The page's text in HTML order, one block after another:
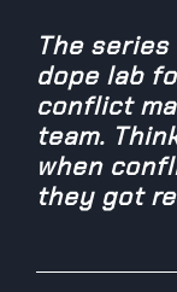
The
dope lab
conflict
team.
when
they got